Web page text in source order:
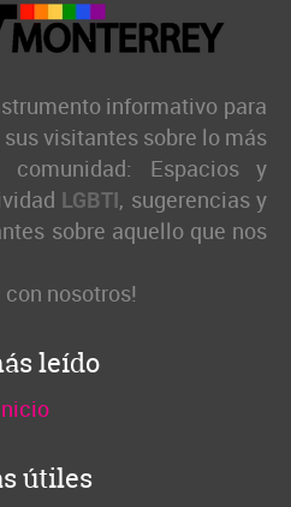
informativo para
visitantes sobre lo más
comunidad: Espacios y
LGBTI, sugerencias y
sobre aquello que nos
con nosotros!
leído
útiles